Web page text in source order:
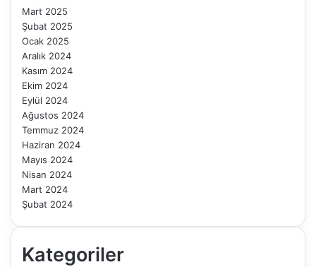
Mart 2025
Şubat 2025
Ocak 2025
Aralık 2024
Kasım 2024
Ekim 2024
Eylül 2024
Ağustos 2024
Temmuz 2024
Haziran 2024
Mayıs 2024
Nisan 2024
Mart 2024
Şubat 2024
Kategoriler